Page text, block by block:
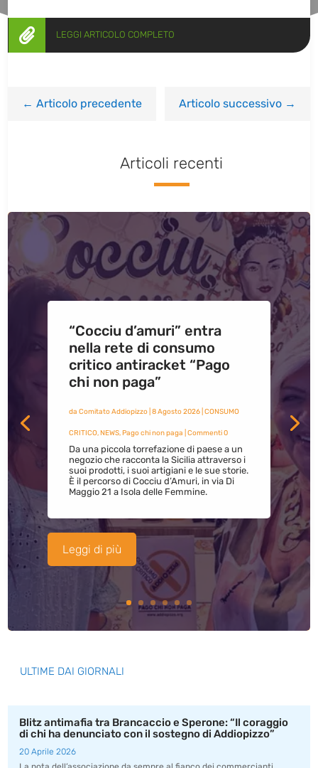
 LEGGI ARTICOLO COMPLETO
←Articolo precedente Articolo successivo→
Articoli recenti
“Cocciu d’amuri” entra
nella rete di consumo
critico antiracket “Pago
chi non paga”
da Comitato Addiopizzo| 8 Agosto 2026| CONSUMO
CRITICO,NEWS,Pago chi non paga | Commenti 0
Da una piccola torrefazione di paese a un
negozio che racconta la Sicilia attraverso i
suoi prodotti, i suoi artigiani e le sue storie.
È il percorso di Cocciu d’Amuri, in via Di
Maggio 21 a Isola delle Femmine.
Leggi di più
ULTIME DAI GIORNALI
Blitz antimafia tra Brancaccio e Sperone: “Il coraggio
di chi ha denunciato con il sostegno di Addiopizzo”
20 Aprile 2026